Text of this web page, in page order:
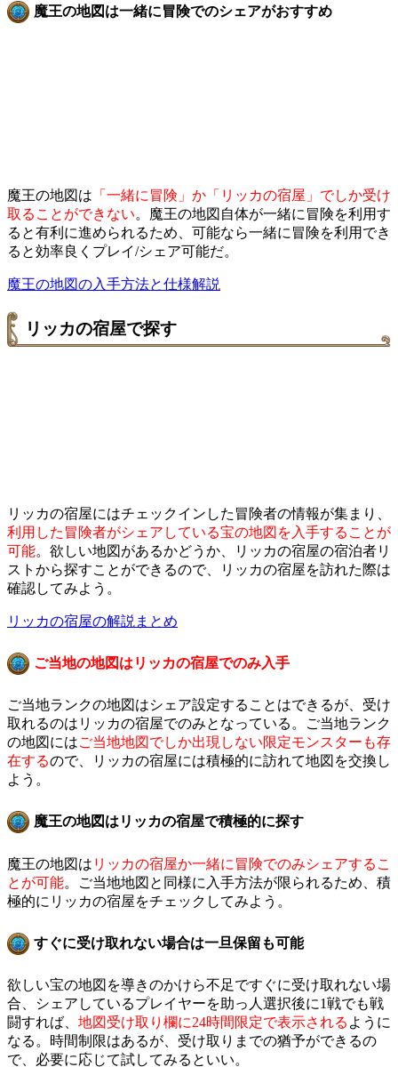
魔王の地図は一緒に冒険でのシェアがおすすめ
魔王の地図は 「一緒に冒険」か「リッカの宿屋」でしか受け
取ることができない。魔王の地図自体が一緒に冒険を利用す
ると有利に進められるため、可能なら一緒に冒険を利用でき
ると効率良くプレイ/シェア可能だ。
魔王の地図の入手方法と仕様解説
リッカの宿屋で探す
リッカの宿屋にはチェックインした冒険者の情報が集まり、
利用した冒険者がシェアしている宝の地図を入手することが
可能。欲しい地図があるかどうか、リッカの宿屋の宿泊者リ
ストから探すことができるので、リッカの宿屋を訪れた際は
確認してみよう。
リッカの宿屋の解説まとめ
ご当地の地図はリッカの宿屋でのみ入手
ご当地ランクの地図はシェア設定することはできるが、受け
取れるのはリッカの宿屋でのみとなっている。ご当地ランク
の地図にはご当地地図でしか出現しない限定モンスターも存
在するので、リッカの宿屋には積極的に訪れて地図を交換し
よう。
魔王の地図はリッカの宿屋で積極的に探す
魔王の地図は リッカの宿屋か一緒に冒険でのみシェアするこ
とが可能。ご当地地図と同様に入手方法が限られるため、積
極的にリッカの宿屋をチェックしてみよう。
すぐに受け取れない場合は一旦保留も可能
欲しい宝の地図を導きのかけら不足ですぐに受け取れない場
合、シェアしているプレイヤーを助っ人選択後に1戦でも戦
闘すれば、 地図受け取り欄に24時間限定で表示される ように
なる。時間制限はあるが、受け取りまでの猶予ができるの
で、必要に応じて試してみるといい。